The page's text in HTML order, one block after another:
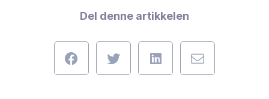
Del denne artikkelen